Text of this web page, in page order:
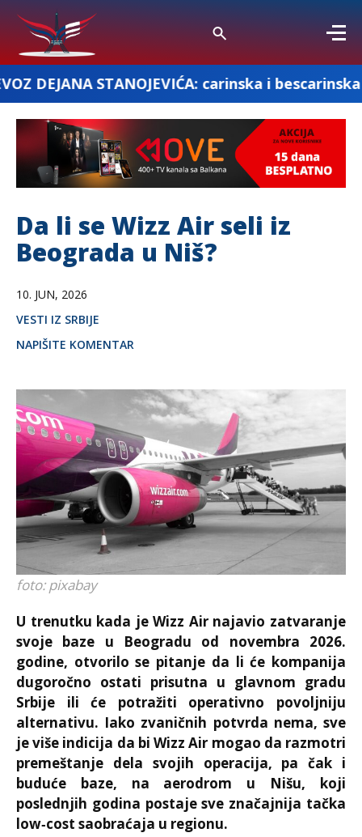
STANOJEVIĆA: carinska i bescarinska roba
Da li se Wizz Air seli iz
Beograda u Niš?
10. JUN, 2026
VESTI IZ SRBIJE
NAPIŠITE KOMENTAR
foto: pixabay
U trenutku kada je Wizz Air najavio zatvaranje
svoje baze u Beogradu od novembra 2026.
godine, otvorilo se pitanje da li će kompanija
dugoročno ostati prisutna u glavnom gradu
Srbije ili će potražiti operativno povoljniju
alternativu. Iako zvaničnih potvrda nema, sve
je više indicija da bi Wizz Air mogao da razmotri
premeštanje dela svojih operacija, pa čak i
buduće baze, na aerodrom u Nišu, koji
poslednjih godina postaje sve značajnija tačka
low‑cost saobraćaja u regionu.